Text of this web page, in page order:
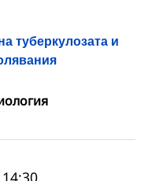
туберкулозата и
14:30